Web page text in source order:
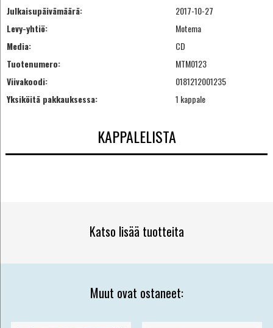
Julkaisupäivämäärä:
2017-10-27
Levy-yhtiö:
Motema
Media:
CD
Tuotenumero:
MTM0123
Viivakoodi:
0181212001235
Yksiköitä pakkauksessa:
1 kappale
KAPPALELISTA
Katso lisää tuotteita
Muut ovat ostaneet: